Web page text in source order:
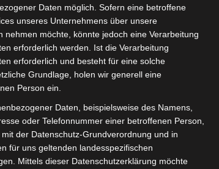
Daten möglich. Sofern eine betroffene
unseres Unternehmens über unsere
nehmen möchte, könnte jedoch eine Verarbeitung
erforderlich werden. Ist die Verarbeitung
erforderlich und besteht für eine solche
Grundlage, holen wir generell eine
Person ein.
Daten, beispielsweise des Namens,
oder Telefonnummer einer betroffenen Person,
der Datenschutz-Grundverordnung und in
für uns geltenden landesspezifischen
Mittels dieser Datenschutzerklärung möchte